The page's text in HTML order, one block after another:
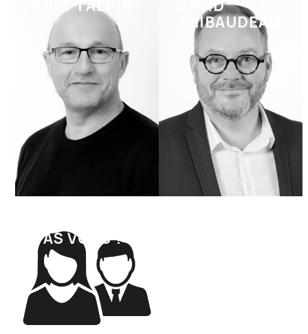
ERIC TALPIN
DAVID
THIBAUDEAU
PAS VOUS ?